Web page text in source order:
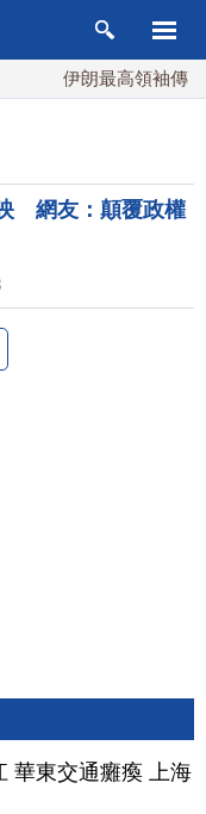
伊朗最高領袖傳「
網友：顛覆政權
華東交通癱瘓 上海